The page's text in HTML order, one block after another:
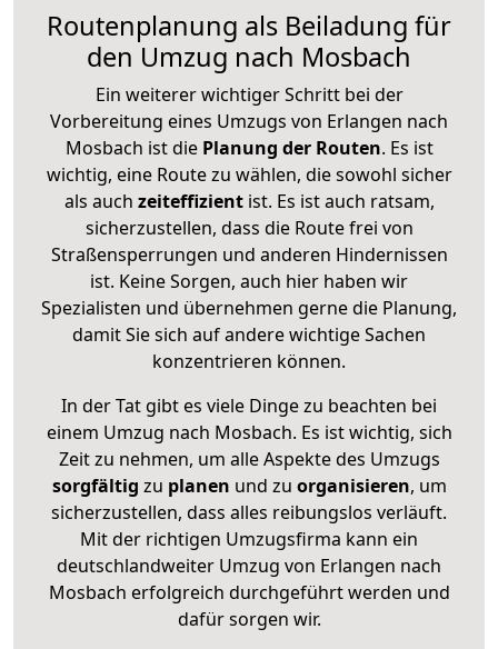
Routenplanung als Beiladung für
den Umzug nach Mosbach
Ein weiterer wichtiger Schritt bei der
Vorbereitung eines Umzugs von Erlangen nach
Mosbach ist diePlanung der Routen. Es ist
wichtig, eine Route zu wählen, die sowohl sicher
als auch zeiteffizientist. Es ist auch ratsam,
sicherzustellen, dass die Route frei von
Straßensperrungen und anderen Hindernissen
ist. Keine Sorgen, auch hier haben wir
Spezialisten und übernehmen gerne die Planung,
damit Sie sich auf andere wichtige Sachen
konzentrieren können.
In der Tat gibt es viele Dinge zu beachten bei
einem Umzug nach Mosbach. Es ist wichtig, sich
Zeit zu nehmen, um alle Aspekte des Umzugs
sorgfältig zu planen und zu organisieren, um
sicherzustellen, dass alles reibungslos verläuft.
Mit der richtigen Umzugsfirma kann ein
deutschlandweiter Umzug von Erlangen nach
Mosbach erfolgreich durchgeführt werden und
dafür sorgen wir.